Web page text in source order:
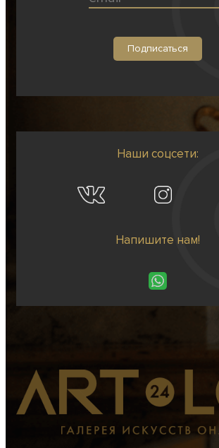
Наши соцсети:
Напишите нам!